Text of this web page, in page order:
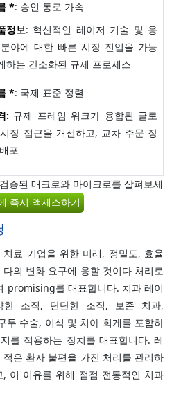
*: 승인 통로 가속
정보: 혁신적인 레이저 기술 및 응
야에 대한 빠른 시장 진입을 가능
하는 간소화된 규제 프로세스
*: 국제 표준 정렬
: 규제 프레임 워크가 융합된 글로
장 접근을 개선하고, 교차 주문 장
포
증된 매크로와 마이크로를 살펴보세
즉시 액세스하기
료 기업을 위한 미래, 정밀도, 효율
의 변화 요구에 응할 것이다 처리로
promising를 대표합니다. 치과 레이
조직, 단단한 조직, 보존 치과,
수술, 이식 및 치아 희게를 포함하
를 적용하는 장치를 대표합니다. 레
은 환자 불편을 가진 처리를 관리하
이 이유를 위해 점점 전통적인 치과